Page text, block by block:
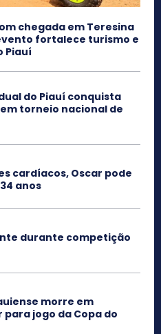
chegada em Teresina
fortalece turismo e
Piauí
do Piauí conquista
torneio nacional de
cardíacos, Oscar pode
anos
durante competição
morre em
jogo da Copa do